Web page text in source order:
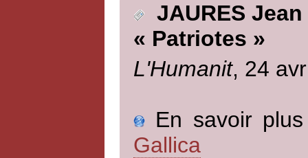
JAURES Jean
« Patriotes »
L'Humanit, 24
En savoir
Gallica